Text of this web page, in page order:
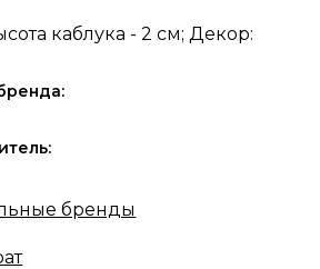
каблука - 2 см; Декор:
бренды